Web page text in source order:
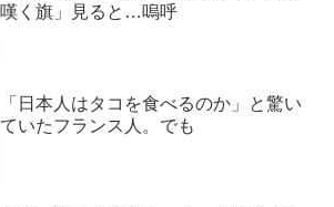
嘆く旗」見ると…嗚呼
「日本人はタコを食べるのか」と驚い
ていたフランス人。でも